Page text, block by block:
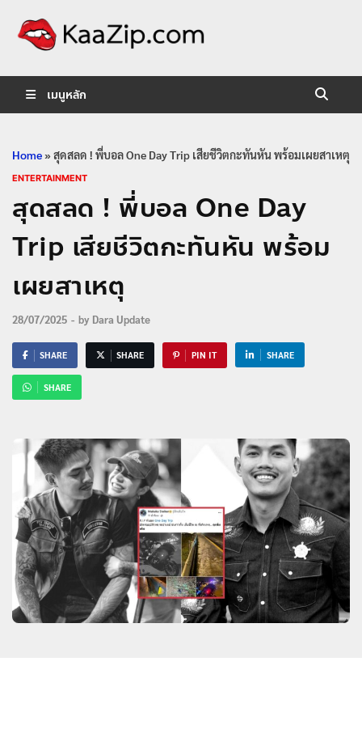
เมนูหลัก
Home»สุดสลด ! พี่บอล One Day Trip เสียชีวิตกะทันหัน พร้อมเผยสาเหตุ
ENTERTAINMENT
สุดสลด ! พี่บอล One Day
Trip เสียชีวิตกะทันหัน พร้อม
เผยสาเหตุ
28/07/2025 - by Dara Update
SHARE SHARE PIN IT SHARE
SHARE